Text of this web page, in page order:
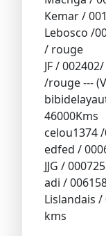
Kemar /
Lebosco /
/ rouge
JF /
/rouge ---
46000Kms
celou1374
edfed /
JJG /
adi /
Lislandais
kms